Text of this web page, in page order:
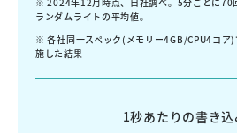
ランダムライトの平均値。
※ 各社同一スペック(メモリー4GB/CPU4コア
施した結果
1秒あたりの書き